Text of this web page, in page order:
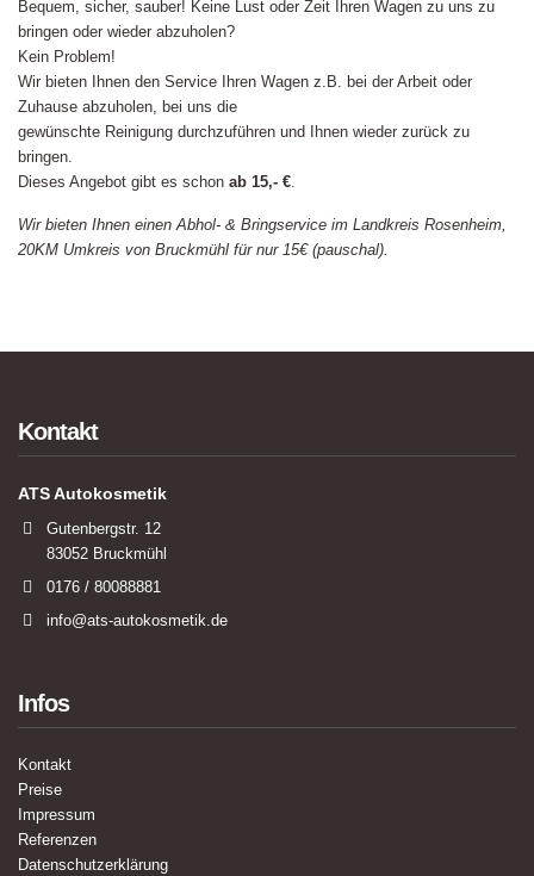
Bequem, sicher, sauber! Keine Lust oder Zeit Ihren Wagen zu uns zu
bringen oder wieder abzuholen?
Kein Problem!
Wir bieten Ihnen den Service Ihren Wagen z.B. bei der Arbeit oder
Zuhause abzuholen, bei uns die
gewünschte Reinigung durchzuführen und Ihnen wieder zurück zu
bringen.
Dieses Angebot gibt es schon ab 15,- €.
Wir bieten Ihnen einen Abhol- & Bringservice im Landkreis Rosenheim,
20KM Umkreis von Bruckmühl für nur 15€ (pauschal).
Kontakt
ATS Autokosmetik
Gutenbergstr. 12
83052 Bruckmühl
0176 / 80088881
info@ats-autokosmetik.de
Infos
Kontakt
Preise
Impressum
Referenzen
Datenschutzerklärung